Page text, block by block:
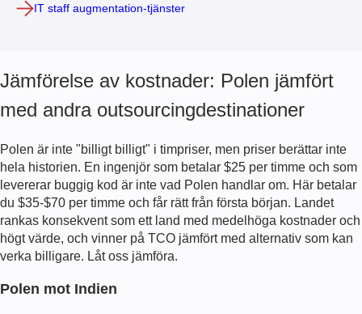
IT staff augmentation-tjänster
Jämförelse av kostnader: Polen jämfört
med andra outsourcingdestinationer
Polen är inte "billigt billigt" i timpriser, men priser berättar inte
hela historien. En ingenjör som betalar $25 per timme och som
levererar buggig kod är inte vad Polen handlar om. Här betalar
du $35-$70 per timme och får rätt från första början. Landet
rankas konsekvent som ett land med medelhöga kostnader och
högt värde, och vinner på TCO jämfört med alternativ som kan
verka billigare. Låt oss jämföra.
Polen mot Indien